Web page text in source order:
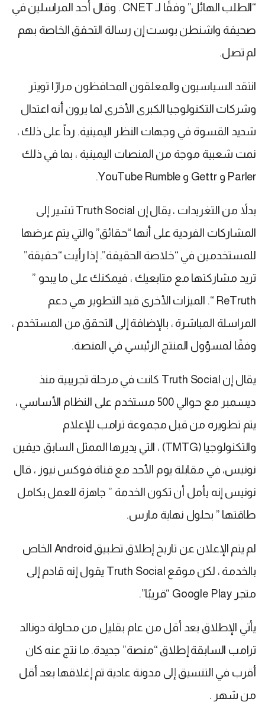
“الطلب الهائل” وفقًا لـ CNET . وقال أحد المراسلين في
صحيفة واشنطن بوست إن رسالة التحقق الخاصة بهم
لم تصل.
انتقد السياسيون والمعلقون المحافظون مرارًا تويتر
وشركات التكنولوجيا الكبرى الأخرى لما يرون أنه اعتدال
شديد القسوة في وجهات النظر اليمينية. رداً على ذلك ،
نمت شعبية موجة من المنصات اليمينية ، بما في ذلك
Parler و Gettr و YouTube Rumble.
بدلاً من التغريدات ، يقال إن Truth Social تشير إلى
المشاركات الفردية على أنها “حقائق” والتي يتم عرضها
للمستخدمين في “خلاصة الحقيقة”. إذا رأيت “حقيقة”
تريد مشاركتها مع متابعيك ، فيمكنك على ما يبدو ”
ReTruth “. الميزات الأخرى قيد التطوير هي دعم
المراسلة المباشرة ، بالإضافة إلى التحقق من المستخدم ،
وفقًا لمسؤول المنتج الرئيسي في المنصة.
يقال إن Truth Social كانت في مرحلة تجريبية منذ
ديسمبر مع حوالي 500 مستخدم على النظام الأساسي ،
يتم تطويره من قبل مجموعة ترامب للإعلام
والتكنولوجيا (TMTG) ، التي يديرها الممثل السابق ديفين
نونيس، في مقابلة يوم الأحد مع قناة فوكس نيوز ، قال
نونيس إنه يأمل أن تكون الخدمة ” جاهزة للعمل بكامل
طاقتها ” بحلول نهاية مارس.
لم يتم الإعلان عن تاريخ إطلاق تطبيق Android الخاص
بالخدمة ، لكن موقع Truth Social يقول إنه قادم إلى
متجر Google Play “قريبًا”.
يأتي الإطلاق بعد أقل من عام بقليل من محاولة دونالد
ترامب السابقة إطلاق “منصة” جديدة. ما نتج عنه كان
أقرب في التنسيق إلى مدونة عادية تم إغلاقها بعد أقل
من شهر .